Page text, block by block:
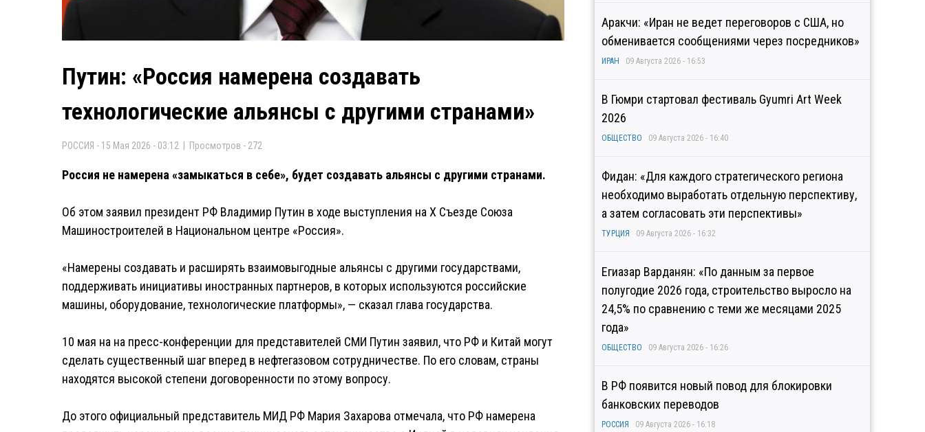
Путин: «Россия намерена создавать
технологические альянсы с другими странами»
РОССИЯ - 15 Мая 2026 - 03:12 | Просмотров - 272
Россия не намерена «замыкаться в себе», будет создавать альянсы с другими странами.
Об этом заявил президент РФ Владимир Путин в ходе выступления на X Съезде Союза
Машиностроителей в Национальном центре «Россия».
«Намерены создавать и расширять взаимовыгодные альянсы с другими государствами,
поддерживать инициативы иностранных партнеров, в которых используются российские
машины, оборудование, технологические платформы», — сказал глава государства.
10 мая на на пресс-конференции для представителей СМИ Путин заявил, что РФ и Китай могут
сделать существенный шаг вперед в нефтегазовом сотрудничестве. По его словам, страны
находятся высокой степени договоренности по этому вопросу.
До этого официальный представитель МИД РФ Мария Захарова отмечала, что РФ намерена
Аракчи: «Иран не ведет переговоров с США, но
обменивается сообщениями через посредников»
ИРАН 09 Августа 2026 - 16:53
В Гюмри стартовал фестиваль Gyumri Art Week
2026
ОБЩЕСТВО 09 Августа 2026 - 16:40
Фидан: «Для каждого стратегического региона
необходимо выработать отдельную перспективу,
а затем согласовать эти перспективы»
ТУРЦИЯ 09 Августа 2026 - 16:32
Егиазар Варданян: «По данным за первое
полугодие 2026 года, строительство выросло на
24,5% по сравнению с теми же месяцами 2025
года»
ОБЩЕСТВО 09 Августа 2026 - 16:26
В РФ появится новый повод для блокировки
банковских переводов
РОССИЯ 09 Августа 2026 - 16:18